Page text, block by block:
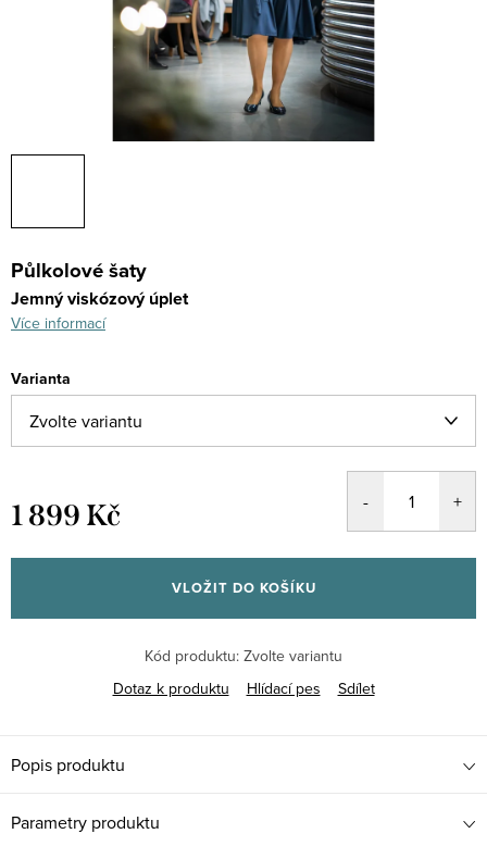
Půlkolové šaty
Jemný viskózový úplet
Více informací
Varianta
1 899 Kč
cena:
VLOŽIT DO KOŠÍKU
Kód produktu: Zvolte variantu
Dotaz k produktu
Hlídací pes Sdílet
Popis produktu
Parametry produktu